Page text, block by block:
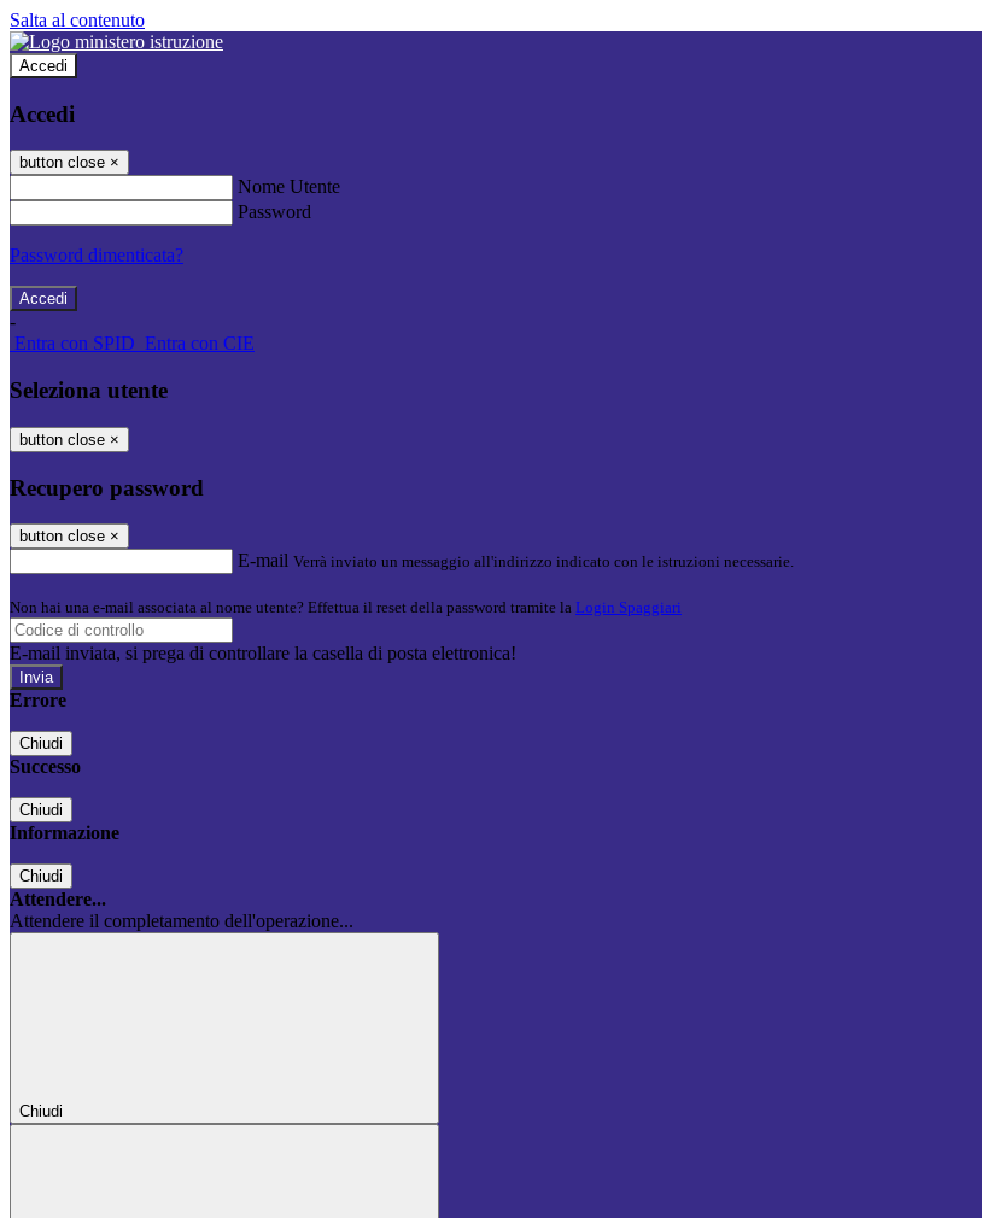
Salta al contenuto
Accedi
Accedi
button close ×
Nome Utente
Password
Password dimenticata?
-
Entra con SPID Entra con CIE
Seleziona utente
button close ×
Recupero password
button close ×
E-mail Verrà inviato un messaggio all'indirizzo indicato con le istruzioni necessarie.
Non hai una e-mail associata al nome utente? Effettua il reset della password tramite la Login Spaggiari
E-mail inviata, si prega di controllare la casella di posta elettronica!
Errore
Chiudi
Successo
Chiudi
Informazione
Chiudi
Attendere...
Attendere il completamento dell'operazione...
Chiudi